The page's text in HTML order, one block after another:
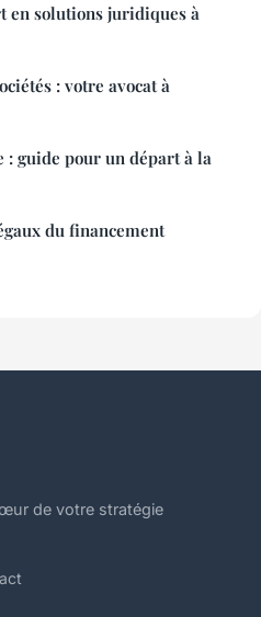
en solutions juridiques à
: votre avocat à
guide pour un départ à la
du financement
de votre stratégie